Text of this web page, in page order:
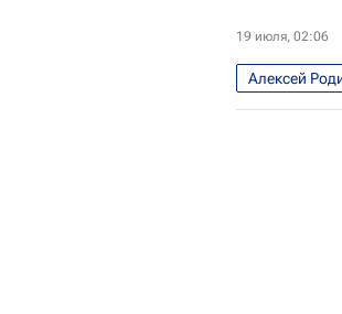
19 июля, 02:06
Алексей